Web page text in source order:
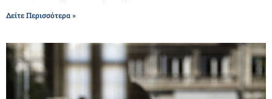
Δείτε Περισσότερα »